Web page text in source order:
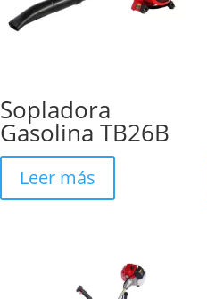
Sopladora
Gasolina TB26B
Leer más